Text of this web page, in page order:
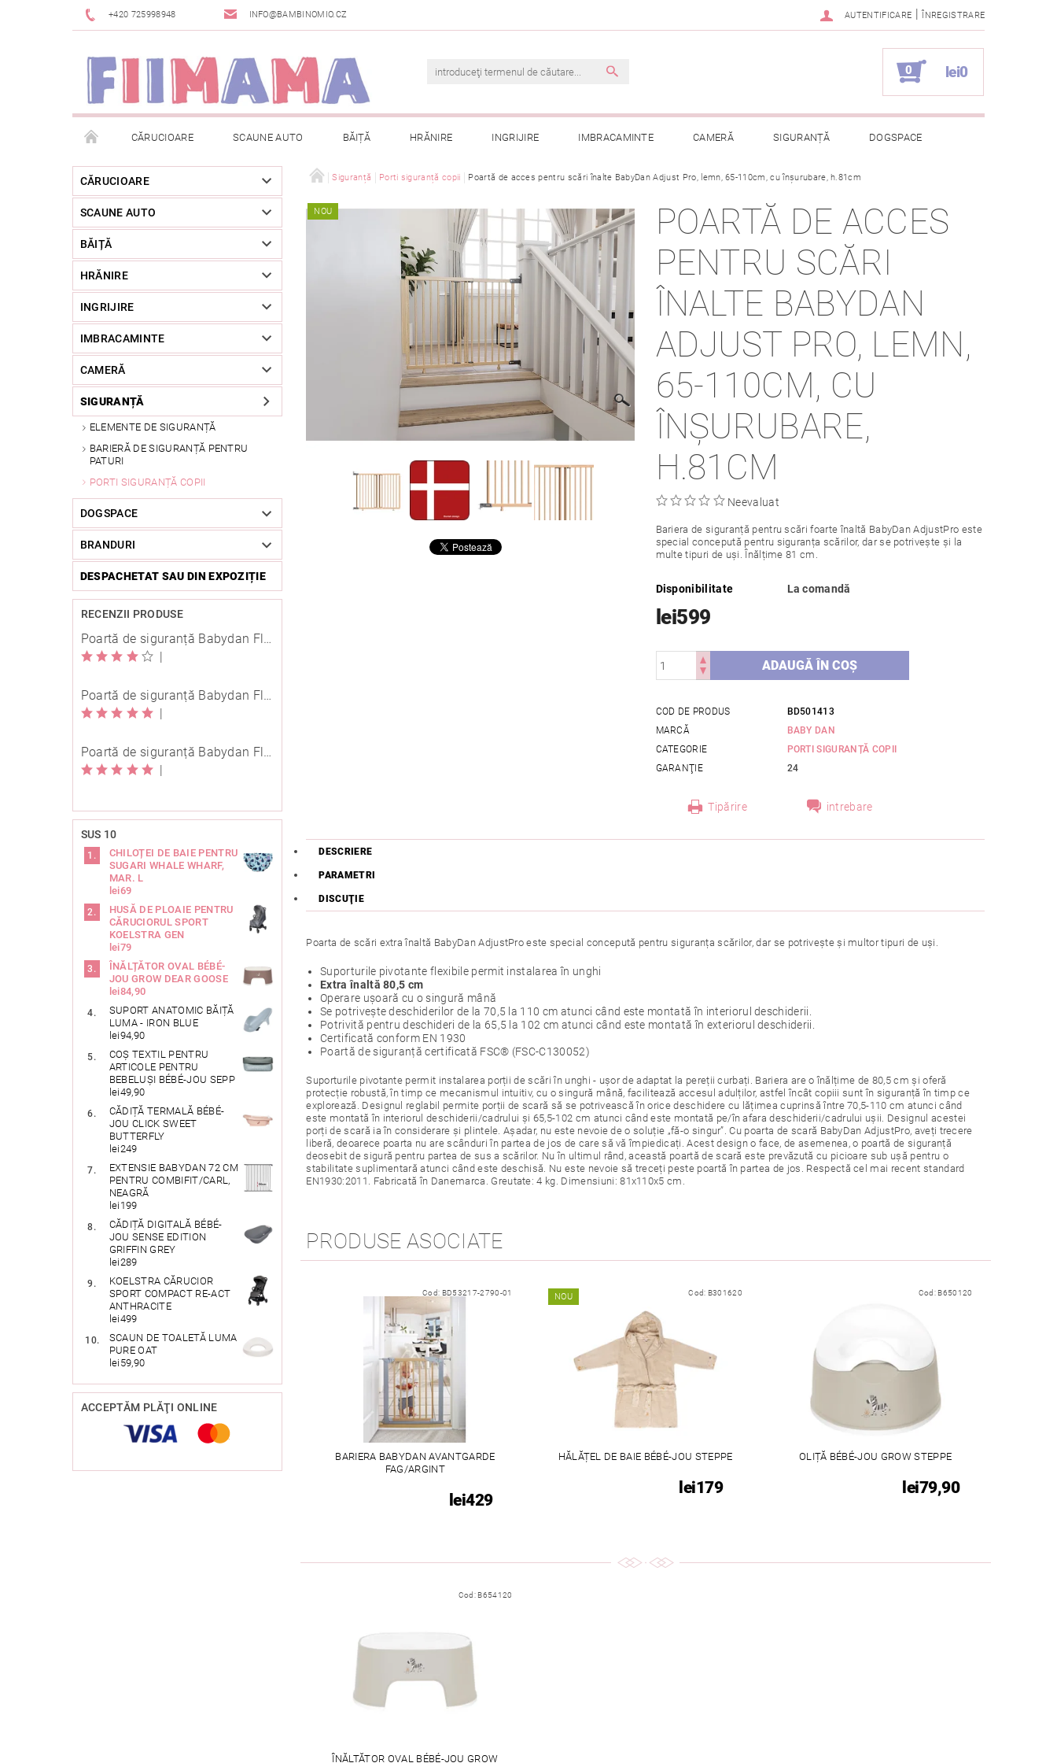
+420 725998948 INFO@BAMBINOMIO.CZ AUTENTIFICARE | ÎNREGISTRARE
0 lei0
CĂRUCIOARE SCAUNE AUTO BĂIȚĂ HRĂNIRE INGRIJIRE IMBRACAMINTE CAMERĂ SIGURANȚĂ DOGSPACE
BRANDURI DESPACHETAT SAU DIN EXPOZIȚIE TERMENI ȘI CONDIȚII CONTACT PRELUCRAREA DATELOR CU CARACTER PERSONAL
RETURNAREA MĂRFII METODE DE PLATĂ COMANDA MEA
CĂRUCIOARE
SCAUNE AUTO
BĂIȚĂ
HRĂNIRE
INGRIJIRE
IMBRACAMINTE
CAMERĂ
SIGURANȚĂ
ELEMENTE DE SIGURANȚĂ
BARIERĂ DE SIGURANȚĂ PENTRU
PATURI
PORTI SIGURANȚĂ COPII
DOGSPACE
BRANDURI
DESPACHETAT SAU DIN EXPOZIȚIE
RECENZII PRODUSE
Poartă de siguranță Babydan Flexi Fit metal albă 67-105,5 cm cu înșurubare
Poartă de siguranță Babydan Flexi Fit metal neagră 67-105,5 cm cu înșurubare
Poartă de siguranță Babydan Flexi Fit metal neagră 67-105,5 cm cu înșurubare
SUS 10
CHILOȚEI DE BAIE PENTRU
SUGARI WHALE WHARF,
MAR. L
lei69
HUSĂ DE PLOAIE PENTRU
CĂRUCIORUL SPORT
KOELSTRA GEN
lei79
ÎNĂLȚĂTOR OVAL BÉBÉ-
JOU GROW DEAR GOOSE
lei84,90
SUPORT ANATOMIC BĂIȚĂ
LUMA - IRON BLUE
lei94,90
COȘ TEXTIL PENTRU
ARTICOLE PENTRU
BEBELUȘI BÉBÉ-JOU SEPP
lei49,90
CĂDIȚĂ TERMALĂ BÉBÉ-
JOU CLICK SWEET
BUTTERFLY
lei249
EXTENSIE BABYDAN 72 CM
PENTRU COMBIFIT/CARL,
NEAGRĂ
lei199
CĂDIȚĂ DIGITALĂ BÉBÉ-
JOU SENSE EDITION
GRIFFIN GREY
lei289
KOELSTRA CĂRUCIOR
SPORT COMPACT RE-ACT
ANTHRACITE
lei499
SCAUN DE TOALETĂ LUMA
PURE OAT
lei59,90
ACCEPTĂM PLĂŢI ONLINE
Siguranță Porti siguranță copii Poartă de acces pentru scări înalte BabyDan Adjust Pro, lemn, 65-110cm, cu înșurubare, h.81cm
NOU
POARTĂ DE ACCES
PENTRU SCĂRI
ÎNALTE BABYDAN
ADJUST PRO, LEMN,
65-110CM, CU
ÎNȘURUBARE,
H.81CM
Neevaluat
Bariera de siguranță pentru scări foarte înaltă BabyDan AdjustPro este
special concepută pentru siguranța scărilor, dar se potrivește și la
multe tipuri de uși. Înălțime 81 cm.
Disponibilitate La comandă
lei599
COD DE PRODUS
BD501413
MARCĂ
BABY DAN
CATEGORIE
PORTI SIGURANȚĂ COPII
GARANŢIE
24
Tipărire intrebare
DESCRIERE
PARAMETRI
DISCUŢIE
Poarta de scări extra înaltă BabyDan AdjustPro este special concepută pentru siguranța scărilor, dar se potrivește și multor tipuri de uși.
Suporturile pivotante flexibile permit instalarea în unghi
Extra înaltă 80,5 cm
Operare ușoară cu o singură mână
Se potrivește deschiderilor de la 70,5 la 110 cm atunci când este montată în interiorul deschiderii.
Potrivită pentru deschideri de la 65,5 la 102 cm atunci când este montată în exteriorul deschiderii.
Certificată conform EN 1930
Poartă de siguranță certificată FSC® (FSC-C130052)
Suporturile pivotante permit instalarea porții de scări în unghi - ușor de adaptat la pereții curbați. Bariera are o înălțime de 80,5 cm și oferă
protecție robustă, în timp ce mecanismul intuitiv, cu o singură mână, facilitează accesul adulților, astfel încât copiii sunt în siguranță în timp ce
explorează. Designul reglabil permite porții de scară să se potrivească în orice deschidere cu lățimea cuprinsă între 70,5-110 cm atunci când
este montată în interiorul deschiderii/cadrului și 65,5-102 cm atunci când este montată pe/în afara deschiderii/cadrului ușii. Designul acestei
porți de scară ia în considerare și plintele. Așadar, nu este nevoie de o soluție „fă-o singur”. Cu poarta de scară BabyDan AdjustPro, aveți trecere
liberă, deoarece poarta nu are scânduri în partea de jos de care să vă împiedicați. Acest design o face, de asemenea, o poartă de siguranță
deosebit de sigură pentru partea de sus a scărilor. Nu în ultimul rând, această poartă de scară este prevăzută cu picioare sub ușă pentru o
stabilitate suplimentară atunci când este deschisă. Nu este nevoie să treceți peste poartă în partea de jos. Respectă cel mai recent standard
EN1930:2011. Fabricată în Danemarca. Greutate: 4 kg. Dimensiuni: 81x110x5 cm.
PRODUSE ASOCIATE
Cod: BD53217-2790-01
BARIERA BABYDAN AVANTGARDE
FAG/ARGINT
lei429
NOU Cod: B301620
HĂLĂȚEL DE BAIE BÉBÉ-JOU STEPPE
lei179
Cod: B650120
OLIȚĂ BÉBÉ-JOU GROW STEPPE
lei79,90
Cod: B654120
ÎNĂLȚĂTOR OVAL BÉBÉ-JOU GROW